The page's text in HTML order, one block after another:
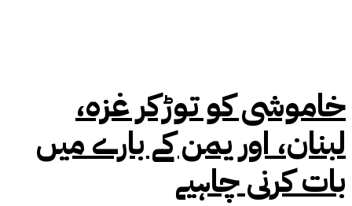
خاموشی کو توڑکر غزہ،
لبنان، اور یمن کے بارے میں
بات کرنی چاہیے